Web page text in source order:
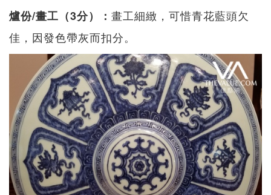
爐份/畫工（3分）： 畫工細緻，可惜青花藍頭欠
佳，因發色帶灰而扣分。